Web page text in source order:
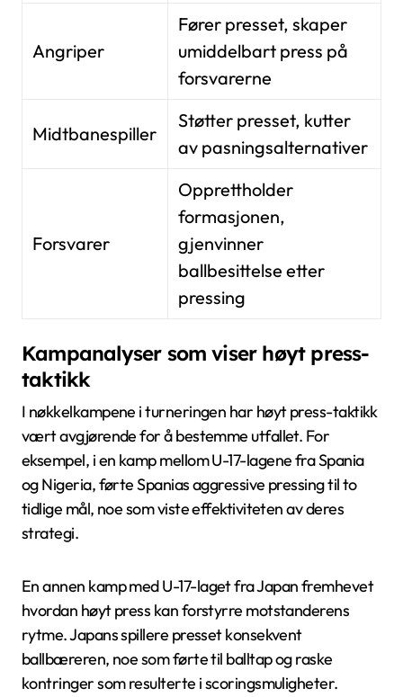
Angriper
Fører presset, skaper
umiddelbart press på
forsvarerne
Midtbanespiller
Støtter presset, kutter
av pasningsalternativer
Forsvarer
Opprettholder
formasjonen,
gjenvinner
ballbesittelse etter
pressing
Kampanalyser som viser høyt press-
taktikk
I nøkkelkampene i turneringen har høyt press-taktikk
vært avgjørende for å bestemme utfallet. For
eksempel, i en kamp mellom U-17-lagene fra Spania
og Nigeria, førte Spanias aggressive pressing til to
tidlige mål, noe som viste effektiviteten av deres
strategi.
En annen kamp med U-17-laget fra Japan fremhevet
hvordan høyt press kan forstyrre motstanderens
rytme. Japans spillere presset konsekvent
ballbæreren, noe som førte til balltap og raske
kontringer som resulterte i scoringsmuligheter.